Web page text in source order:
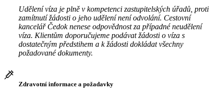
Udělení víza je plně v kompetenci zastupitelských úřadů, proti
zamítnutí žádosti o jeho udělení není odvolání. Cestovní
kancelář Čedok nenese odpovědnost za případné neudělení
víza. Klientům doporučujeme podávat žádosti o víza s
dostatečným předstihem a k žádosti dokládat všechny
požadované dokumenty.
Zdravotní informace a požadavky